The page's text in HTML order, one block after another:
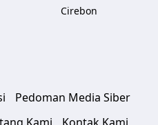
Cirebon
Pedoman Media Siber